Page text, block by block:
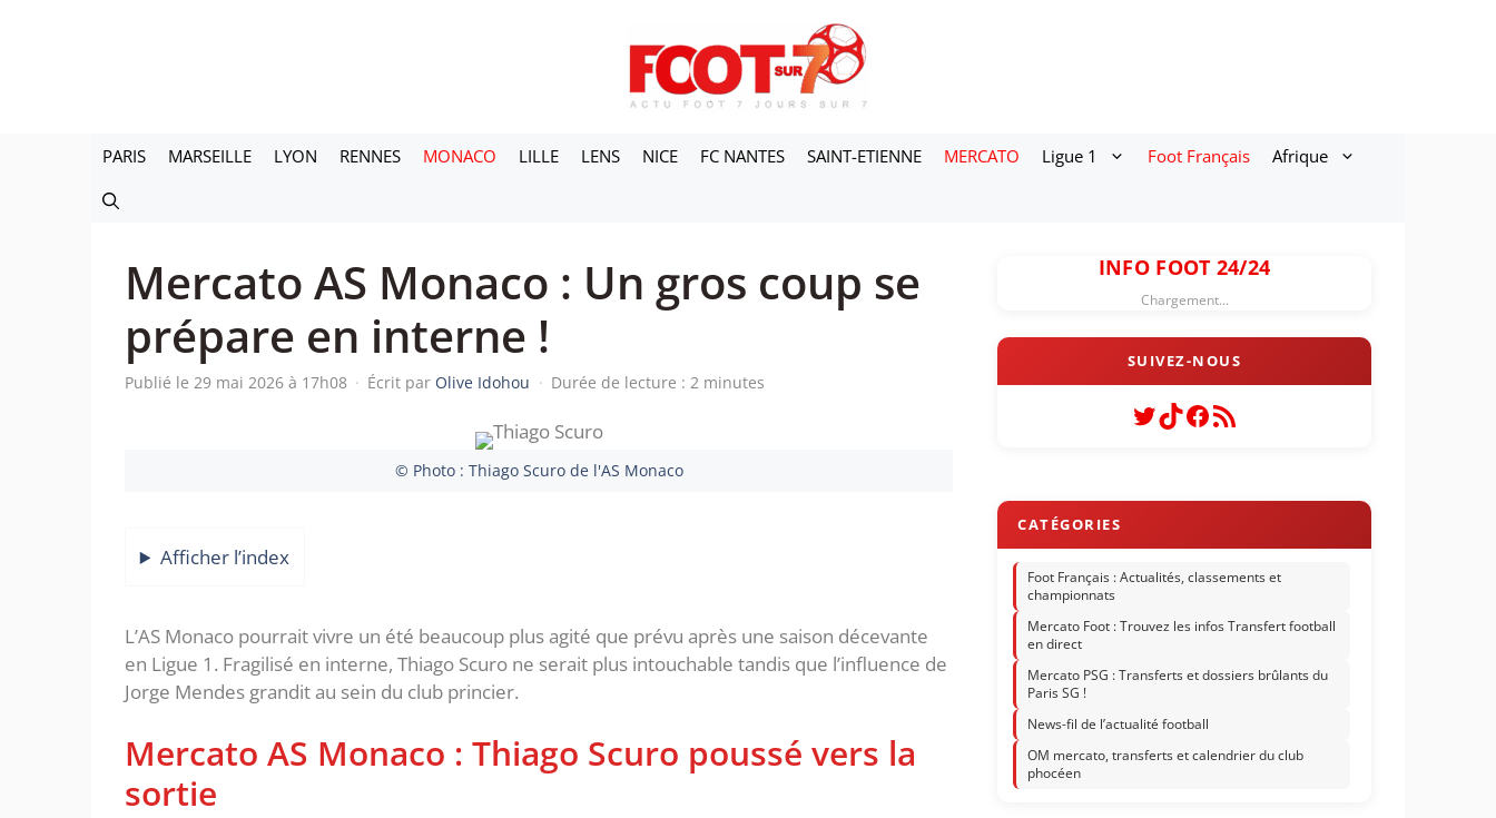
PARIS MARSEILLE LYON RENNES MONACO LILLE LENS NICE FC NANTES SAINT-ETIENNE MERCATO Ligue 1 Foot Français Afrique
Mercato AS Monaco : Un gros coup se
prépare en interne !
Publié le 29 mai 2026 à 17h08 · Écrit par Olive Idohou · Durée de lecture : 2 minutes
© Photo : Thiago Scuro de l'AS Monaco
Afficher l’index
L’AS Monaco pourrait vivre un été beaucoup plus agité que prévu après une saison décevante
en Ligue 1. Fragilisé en interne, Thiago Scuro ne serait plus intouchable tandis que l’influence de
Jorge Mendes grandit au sein du club princier.
Mercato AS Monaco : Thiago Scuro poussé vers la
sortie
INFO FOOT 24/24
Chargement...
Twitter
TikTok
Facebook
Flux RSS
Foot Français : Actualités, classements et
championnats
Mercato Foot : Trouvez les infos Transfert football
en direct
Mercato PSG : Transferts et dossiers brûlants du
Paris SG !
News-fil de l’actualité football
OM mercato, transferts et calendrier du club
phocéen